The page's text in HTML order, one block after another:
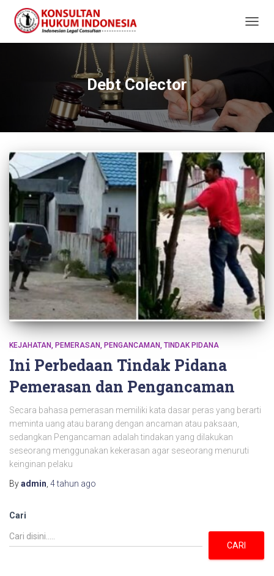
Debt Colector
KEJAHATAN PEMERASAN PENGANCAMAN TINDAK PIDANA
Ini Perbedaan Tindak Pidana
Pemerasan dan Pengancaman
Secara bahasa pemerasan memiliki kata dasar peras yang berarti
meminta uang atau barang dengan ancaman atau paksaan,
sedangkan Pengancaman adalah tindakan yang dilakukan
seseorang menggunakan kekerasan agar seseorang menuruti
keinginan pelaku
Byadmin 4 tahun ago
Cari
CARI